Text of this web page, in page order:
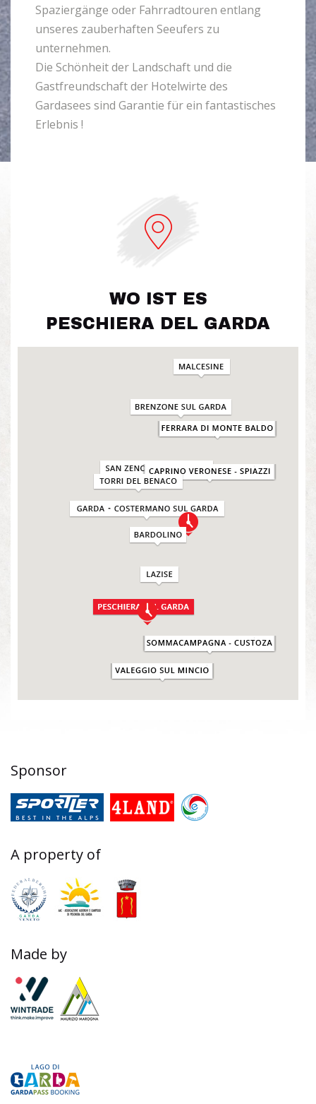
Spaziergänge oder Fahrradtouren entlang
unseres zauberhaften Seeufers zu
unternehmen.
Die Schönheit der Landschaft und die
Gastfreundschaft der Hotelwirte des
Gardasees sind Garantie für ein fantastisches
Erlebnis !
WO IST ES
PESCHIERA DEL GARDA
Sponsor
A property of
Made by